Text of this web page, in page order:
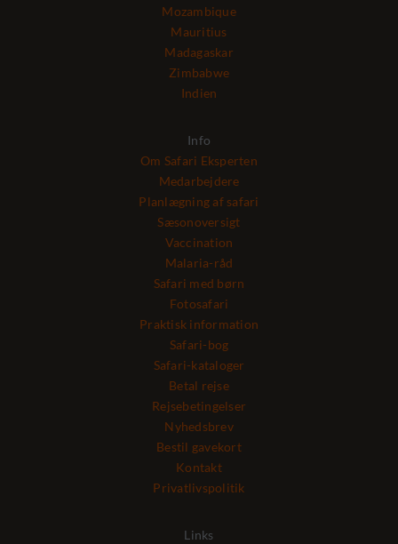
Mozambique
Mauritius
Madagaskar
Zimbabwe
Indien
Info
Om Safari Eksperten
Medarbejdere
Planlægning af safari
Sæsonoversigt
Vaccination
Malaria-råd
Safari med børn
Fotosafari
Praktisk information
Safari-bog
Safari-kataloger
Betal rejse
Rejsebetingelser
Nyhedsbrev
Bestil gavekort
Kontakt
Privatlivspolitik
Links